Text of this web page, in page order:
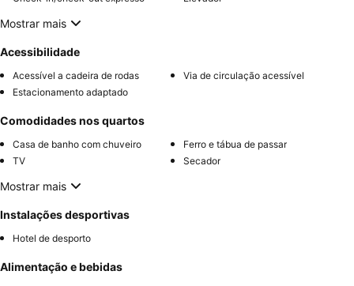
Mostrar mais
Acessibilidade
Acessível a cadeira de rodas
Via de circulação acessível
Estacionamento adaptado
Comodidades nos quartos
Casa de banho com chuveiro
Ferro e tábua de passar
TV
Secador
Mostrar mais
Instalações desportivas
Hotel de desporto
Alimentação e bebidas